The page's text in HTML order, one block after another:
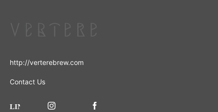
http://verterebrew.com
Contact Us